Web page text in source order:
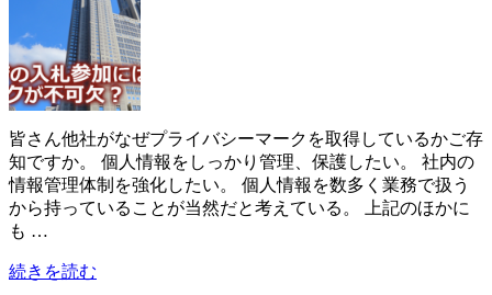
皆さん他社がなぜプライバシーマークを取得しているかご存
知ですか。 個人情報をしっかり管理、保護したい。 社内の
情報管理体制を強化したい。 個人情報を数多く業務で扱う
から持っていることが当然だと考えている。 上記のほかに
も …
続きを読む